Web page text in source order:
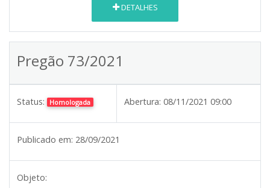
DETALHES
Pregão 73/2021
Status: Homologada Abertura: 08/11/2021 09:00
Publicado em: 28/09/2021
Objeto: